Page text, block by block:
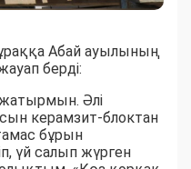
Абай ауылының
берді:
Әлі
керамзит-блоктан
бұрын
үй салып жүрген